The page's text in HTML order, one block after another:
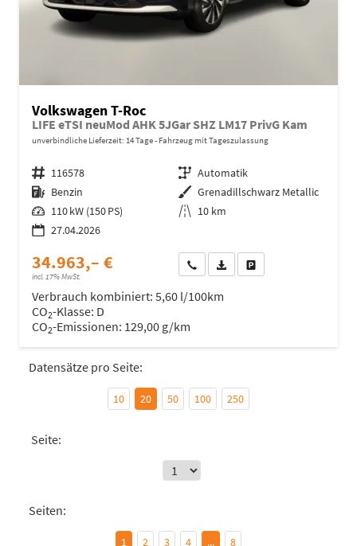
Volkswagen T-Roc
LIFE eTSI neuMod AHK 5JGar SHZ LM17 PrivG Kam
unverbindliche Lieferzeit: 14 Tage Fahrzeug mit Tageszulassung
Fahrzeugnr. 116578 Getriebe Automatik
Kraftstoff Benzin Außenfarbe Grenadillschwarz Metallic
Leistung 110 kW (150 PS) Kilometerstand 10 km
27.04.2026
34.963,– €
incl. 17% MwSt.
Wir rufen Sie anFahrzeugexposé (PDF)
Verbrauch kombiniert: 5,60 l/100km
CO2-Klasse: D
CO2-Emissionen: 129,00 g/km
Datensätze pro Seite:
10 20 50 100 250
Seite:
Seiten:
1 2 3 4 ... 8